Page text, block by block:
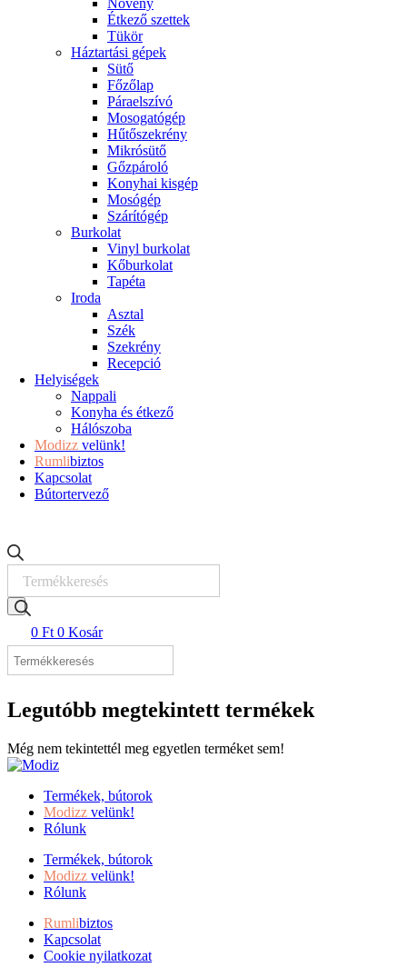
Növény
Étkező szettek
Tükör
Háztartási gépek
Sütő
Főzőlap
Páraelszívó
Mosogatógép
Hűtőszekrény
Mikrósütő
Gőzpároló
Konyhai kisgép
Mosógép
Szárítógép
Burkolat
Vinyl burkolat
Kőburkolat
Tapéta
Iroda
Asztal
Szék
Szekrény
Recepció
Helyiségek
Nappali
Konyha és étkező
Hálószoba
Modizz velünk!
Rumlibiztos
Kapcsolat
Bútortervező
search
0 Ft 0 Kosár
Legutóbb megtekintett termékek
Még nem tekintettél meg egyetlen terméket sem!
Termékek, bútorok
Modizz velünk!
Rólunk
Termékek, bútorok
Modizz velünk!
Rólunk
Rumlibiztos
Kapcsolat
Cookie nyilatkozat